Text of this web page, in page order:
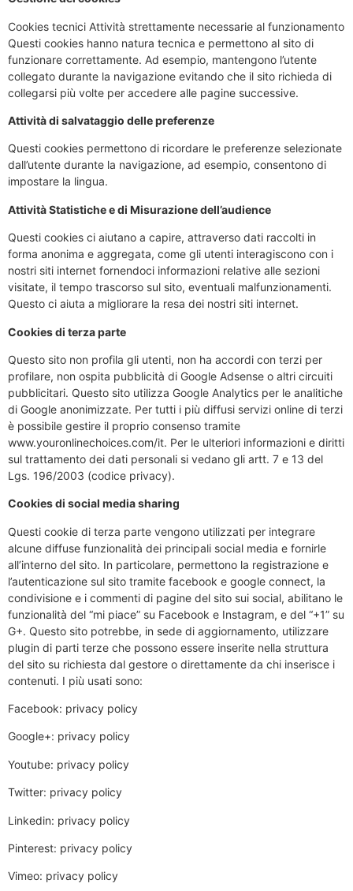
Cookies tecnici Attività strettamente necessarie al funzionamento
Questi cookies hanno natura tecnica e permettono al sito di
funzionare correttamente. Ad esempio, mantengono l’utente
collegato durante la navigazione evitando che il sito richieda di
collegarsi più volte per accedere alle pagine successive.
Attività di salvataggio delle preferenze
Questi cookies permettono di ricordare le preferenze selezionate
dall’utente durante la navigazione, ad esempio, consentono di
impostare la lingua.
Attività Statistiche e di Misurazione dell’audience
Questi cookies ci aiutano a capire, attraverso dati raccolti in
forma anonima e aggregata, come gli utenti interagiscono con i
nostri siti internet fornendoci informazioni relative alle sezioni
visitate, il tempo trascorso sul sito, eventuali malfunzionamenti.
Questo ci aiuta a migliorare la resa dei nostri siti internet.
Cookies di terza parte
Questo sito non profila gli utenti, non ha accordi con terzi per
profilare, non ospita pubblicità di Google Adsense o altri circuiti
pubblicitari. Questo sito utilizza Google Analytics per le analitiche
di Google anonimizzate. Per tutti i più diffusi servizi online di terzi
è possibile gestire il proprio consenso tramite
www.youronlinechoices.com/it. Per le ulteriori informazioni e diritti
sul trattamento dei dati personali si vedano gli artt. 7 e 13 del
Lgs. 196/2003 (codice privacy).
Cookies di social media sharing
Questi cookie di terza parte vengono utilizzati per integrare
alcune diffuse funzionalità dei principali social media e fornirle
all’interno del sito. In particolare, permettono la registrazione e
l’autenticazione sul sito tramite facebook e google connect, la
condivisione e i commenti di pagine del sito sui social, abilitano le
funzionalità del “mi piace” su Facebook e Instagram, e del “+1” su
G+. Questo sito potrebbe, in sede di aggiornamento, utilizzare
plugin di parti terze che possono essere inserite nella struttura
del sito su richiesta dal gestore o direttamente da chi inserisce i
contenuti. I più usati sono:
Facebook: privacy policy
Google+: privacy policy
Youtube: privacy policy
Twitter: privacy policy
Linkedin: privacy policy
Pinterest: privacy policy
Vimeo: privacy policy